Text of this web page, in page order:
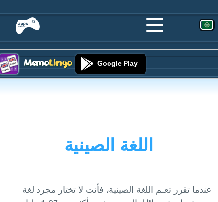
Google Play
اللغة الصينية
عندما تقرر تعلم اللغة الصينية، فأنت لا تختار مجرد لغة